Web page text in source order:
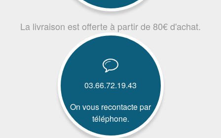
La livraison est offerte à partir de 80€ d'achat.
03.66.72.19.43
On vous recontacte par
téléphone.